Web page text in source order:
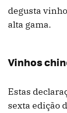
degusta
alta gama.
Vinhos
Estas
sexta edição